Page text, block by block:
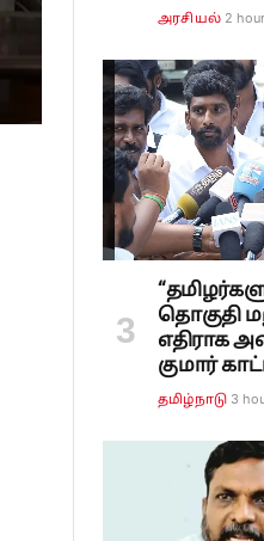
அரசியல் 2
தொகுதி
எதிராக
குமார்
தமிழ்நாடு 3